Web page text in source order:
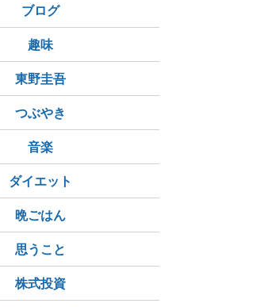
ブログ
趣味
東野圭吾
つぶやき
音楽
ダイエット
晩ごはん
思うこと
株式投資